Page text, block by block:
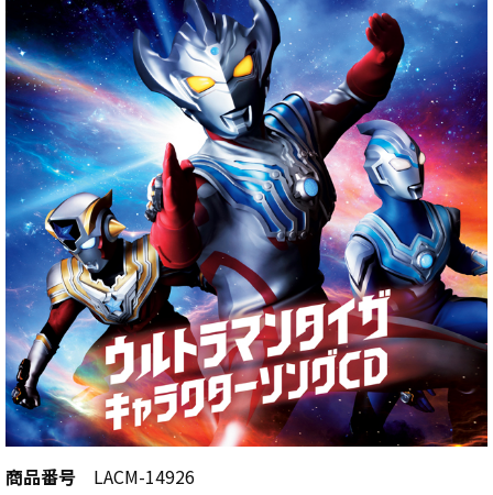
商品番号
LACM-14926